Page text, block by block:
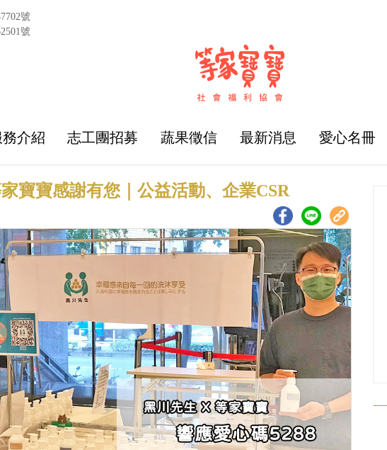
號
號
務介紹 志工團招募 蔬果徵信 最新消息 愛心名冊
家寶寶感謝有您｜公益活動、企業CSR